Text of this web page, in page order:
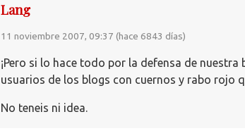
Lang
11 noviembre 2007, 09:37 (hace 6843 días)
¡Pero si lo hace todo por la defensa de nuestra
usuarios de los blogs con cuernos y rabo rojo
No teneis ni idea.